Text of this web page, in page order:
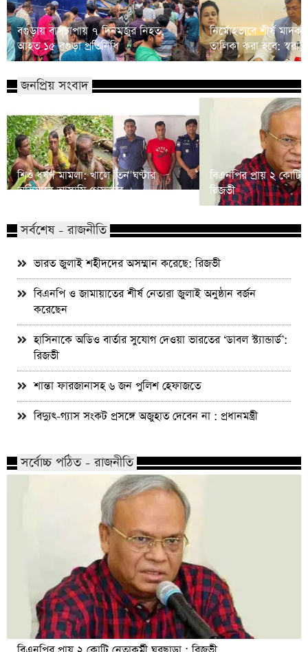
বগুড়ায় বাসচাপায় ৭ দিনমজুর নিহত,
আহত ১৫ বগুড়া প্রতিনিধি
নির্মোহভাবে শীর্ষ মাদক
তালিকা করা হবে:
জনপ্রিয় সংবাদ
শিশু ধর্ষণ মামলা: খালে তিন ঘণ্টার
অভিযানে আসামি গ্রেফতার
বিএনপির প্রায় ২ কোটি
রিজভী
সর্বশেষ - রাজনীতি
ভারত জুলাই শহীদদের অসম্মান করেছে: রিজভী
বিএনপি ও জামায়াতের শীর্ষ নেতারা জুলাই অনুষ্ঠান বর্জন
করেছেন
হাসিনাকে অডিও বার্তার সুযোগ দেওয়া ভারতের ‘ডাবল স্ট্যান্ডার্ড’:
রিজভী
শান্তা ফারজানাসহ ৬ জন পুলিশ হেফাজতে
বিদ্যুৎ-গ্যাস সংকট প্রসঙ্গে অজুহাত দেবেন না : প্রধানমন্ত্রী
সর্বোচ্চ পঠিত - রাজনীতি